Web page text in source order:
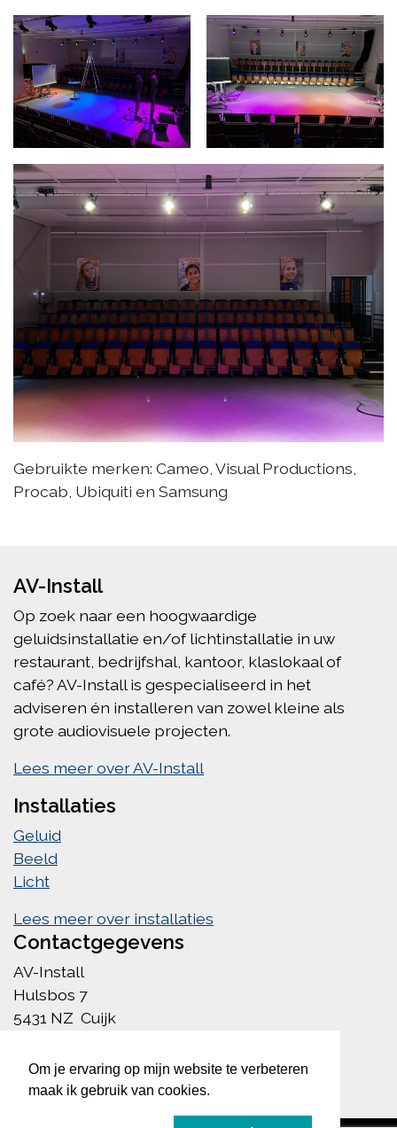
Om je ervaring op mijn website te verbeteren
maak ik gebruik van cookies.
Gebruikte merken: Cameo, Visual Productions,
Procab, Ubiquiti en Samsung
AV-Install
Op zoek naar een hoogwaardige
geluidsinstallatie en/of lichtinstallatie in uw
restaurant, bedrijfshal, kantoor, klaslokaal of
café? AV-Install is gespecialiseerd in het
adviseren én installeren van zowel kleine als
grote audiovisuele projecten.
Lees meer over AV-Install
Installaties
Geluid
Beeld
Licht
Lees meer over installaties
Contactgegevens
AV-Install
Hulsbos 7
5431 NZ Cuijk
085 222 1756